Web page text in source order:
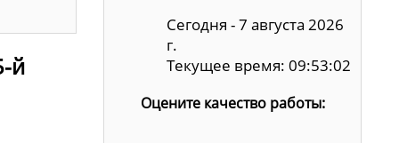
й
Сегодня - 7 августа 2026
г.
Текущее время: 09:53:03
Оцените качество работы: